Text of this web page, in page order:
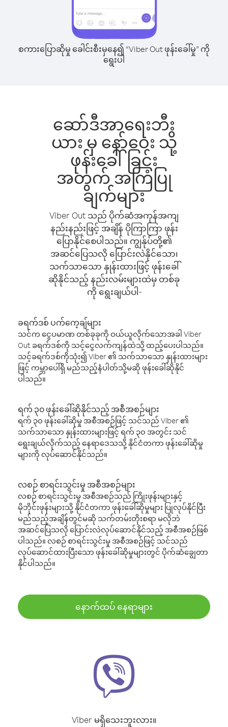
စကားပြောဆိုမှု ခေါင်းစီးမှနေ၍ “Viber Out ဖုန်းခေါ်မှု” ကို
ရွေးပါ
ဆော်ဒီအာရေးဘီး
ယား မှ နော်ဝေး သို့
ဖုန်းခေါ်ခြင်း
အတွက် အကြံပြု
ချက်များ
Viber Out သည် ပိုက်ဆံအကုန်အကျ
နည်းနည်းဖြင့် အချိန် ပိုကြာကြာ ဖုန်း
ပြောနိုင်စေပါသည်။ ကျွန်ုပ်တို့၏
အဆင်ပြေသလို ပြောင်းလဲနိုင်သော၊
သက်သာသော နှုန်းထားဖြင့် ဖုန်းခေါ်
ဆိုနိုင်သည့် နည်းလမ်းများထဲမှ တစ်ခု
ကို ရွေးချယ်ပါ-
ခရက်ဒစ် ပက်ကေ့ချ်များ
သင်က ငွေပမာဏ တစ်ခုခုကို ဝယ်ယူလိုက်သောအခါ Viber
Out ခရက်ဒစ်ကို သင့်ငွေလက်ကျန်ထဲသို့ ထည့်ပေးပါသည်။
သင့်ခရက်ဒစ်ကိုသုံး၍ Viber ၏ သက်သာသော နှုန်းထားများ
ဖြင့် ကမ္ဘာပေါ်ရှိ မည်သည့်နံပါတ်သို့မဆို ဖုန်းခေါ်ဆိုနိုင်
ပါသည်။
ရက် ၃၀ ဖုန်းခေါ်ဆိုနိုင်သည့် အစီအစဉ်များ
ရက် ၃၀ ဖုန်းခေါ်ဆိုမှု အစီအစဉ်ဖြင့် သင်သည် Viber ၏
သက်သာသော နှုန်းထားများဖြင့် ရက် ၃၀ အတွင်း သင်
ရွေးချယ်လိုက်သည့် နေရာဒေသသို့ နိုင်ငံတကာ ဖုန်းခေါ်ဆိုမှု
များကို လုပ်ဆောင်နိုင်သည်။
လစဉ် စာရင်းသွင်းမှု အစီအစဉ်များ
လစဉ် စာရင်းသွင်းမှု အစီအစဉ်သည် ကြိုးဖုန်းများနှင့်
မိုဘိုင်းဖုန်းများသို့ နိုင်ငံတကာ ဖုန်းခေါ်ဆိုမှုများ ပြုလုပ်နိုင်ပြီး
မည်သည့်အချိန်တွင်မဆို သက်တမ်းတိုးစရာ မလိုဘဲ
အဆင်ပြေသလို ပြောင်းလဲလုပ်ဆောင်နိုင်သည့် အစီအစဉ်ဖြစ်
ပါသည်။ လစဉ် စာရင်းသွင်းမှု အစီအစဉ်ဖြင့် သင်သည်
လုပ်ဆောင်ထားပြီးသော ဖုန်းခေါ်ဆိုမှုများတွင် ပိုက်ဆံချွေတာ
နိုင်ပါသည်။
နောက်ထပ် နေရာများ
Viber မရှိသေးဘူးလား။